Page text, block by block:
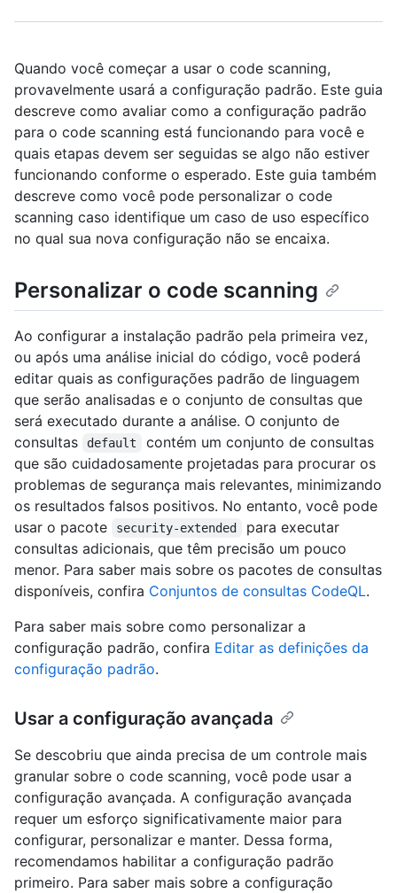
Quando você começar a usar o code scanning,
provavelmente usará a configuração padrão. Este guia
descreve como avaliar como a configuração padrão
para o code scanning está funcionando para você e
quais etapas devem ser seguidas se algo não estiver
funcionando conforme o esperado. Este guia também
descreve como você pode personalizar o code
scanning caso identifique um caso de uso específico
no qual sua nova configuração não se encaixa.
Personalizar o code scanning
Ao configurar a instalação padrão pela primeira vez,
ou após uma análise inicial do código, você poderá
editar quais as configurações padrão de linguagem
que serão analisadas e o conjunto de consultas que
será executado durante a análise. O conjunto de
consultas
default
contém um conjunto de consultas
que são cuidadosamente projetadas para procurar os
problemas de segurança mais relevantes, minimizando
os resultados falsos positivos. No entanto, você pode
usar o pacote
security-extended
para executar
consultas adicionais, que têm precisão um pouco
menor. Para saber mais sobre os pacotes de consultas
disponíveis, confira Conjuntos de consultas CodeQL.
Para saber mais sobre como personalizar a
configuração padrão, confira Editar as definições da
configuração padrão.
Usar a configuração avançada
Se descobriu que ainda precisa de um controle mais
granular sobre o code scanning, você pode usar a
configuração avançada. A configuração avançada
requer um esforço significativamente maior para
configurar, personalizar e manter. Dessa forma,
recomendamos habilitar a configuração padrão
primeiro. Para saber mais sobre a configuração